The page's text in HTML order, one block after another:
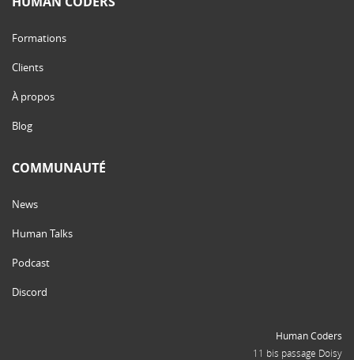
Formations
Clients
À propos
Blog
COMMUNAUTÉ
News
Human Talks
Podcast
Discord
Human Coders
11 bis passage Doisy